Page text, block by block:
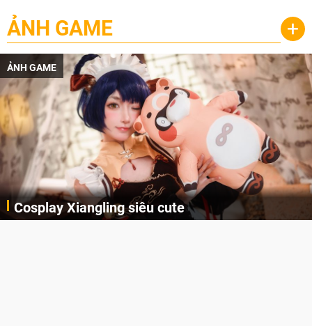
ẢNH GAME +
ẢNH GAME
Lala Croft vừa nóng vừa xinh dưới nét vẽ của
AI